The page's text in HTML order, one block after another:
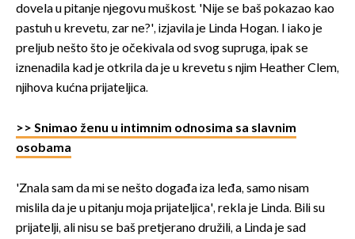
dovela u pitanje njegovu muškost. 'Nije se baš pokazao kao
pastuh u krevetu, zar ne?', izjavila je Linda Hogan. I iako je
preljub nešto što je očekivala od svog supruga, ipak se
iznenadila kad je otkrila da je u krevetu s njim Heather Clem,
njihova kućna prijateljica.
>> Snimao ženu u intimnim odnosima sa slavnim
osobama
'Znala sam da mi se nešto događa iza leđa, samo nisam
mislila da je u pitanju moja prijateljica', rekla je Linda. Bili su
prijatelji, ali nisu se baš pretjerano družili, a Linda je sad